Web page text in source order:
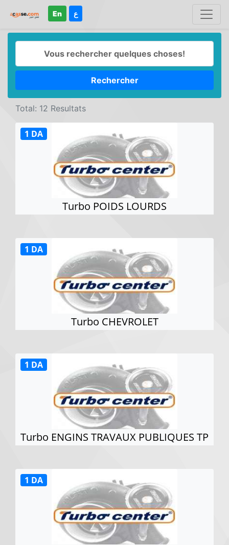
En ع
Rechercher
Total: 12 Resultats
Turbo POIDS LOURDS
1 DA
Turbo CHEVROLET
1 DA
Turbo ENGINS TRAVAUX PUBLIQUES TP
1 DA
1 DA